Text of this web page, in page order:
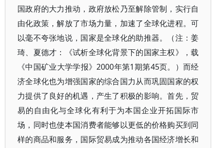
国政府的大力推动，政府放松乃至解除管制，实行自
由化政策，解放了市场力量，加速了全球化进程。可
以毫不夸张地说，国家是全球化的助推器。（注：姜
琦、夏德才：《试析全球化背景下的国家主权》，载
《中国矿业大学学报》2000年第1期第45页。）而经
济全球化也为增强国家的综合国力从而巩固国家的权
力提供了良好的机遇，产生了积极的影响。首先，贸
易的自由化与全球化有利于为本国企业开拓国际市
场，同时也使本国消费者能够以更低的价格购买到同
样的商品和服务，国际贸易成为推动各国经济增长和